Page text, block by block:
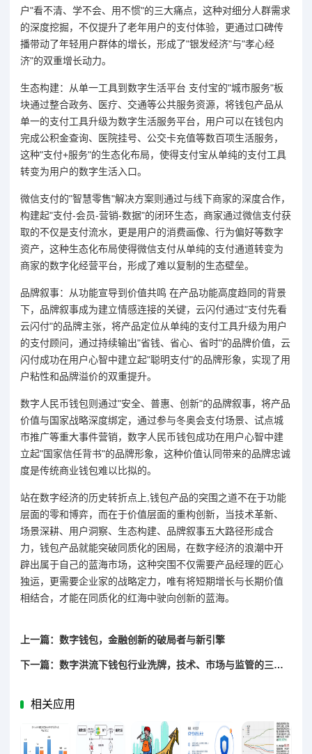
户"看不清、学不会、用不惯"的三大痛点，这种对细分人群需求
的深度挖掘，不仅提升了老年用户的支付体验，更通过口碑传
播带动了年轻用户群体的增长，形成了"银发经济"与"孝心经
济"的双重增长动力。
生态构建：从单一工具到数字生活平台 支付宝的"城市服务"板
块通过整合政务、医疗、交通等公共服务资源，将钱包产品从
单一的支付工具升级为数字生活服务平台，用户可以在钱包内
完成公积金查询、医院挂号、公交卡充值等数百项生活服务，
这种"支付+服务"的生态化布局，使得支付宝从单纯的支付工具
转变为用户的数字生活入口。
微信支付的"智慧零售"解决方案则通过与线下商家的深度合作，
构建起"支付-会员-营销-数据"的闭环生态，商家通过微信支付获
取的不仅是支付流水，更是用户的消费画像、行为偏好等数字
资产，这种生态化布局使得微信支付从单纯的支付通道转变为
商家的数字化经营平台，形成了难以复制的生态壁垒。
品牌叙事：从功能宣导到价值共鸣 在产品功能高度趋同的背景
下，品牌叙事成为建立情感连接的关键，云闪付通过"支付先看
云闪付"的品牌主张，将产品定位从单纯的支付工具升级为用户
的支付顾问，通过持续输出"省钱、省心、省时"的品牌价值，云
闪付成功在用户心智中建立起"聪明支付"的品牌形象，实现了用
户粘性和品牌溢价的双重提升。
数字人民币钱包则通过"安全、普惠、创新"的品牌叙事，将产品
价值与国家战略深度绑定，通过参与冬奥会支付场景、试点城
市推广等重大事件营销，数字人民币钱包成功在用户心智中建
立起"国家信任背书"的品牌形象，这种价值认同带来的品牌忠诚
度是传统商业钱包难以比拟的。
站在数字经济的历史转折点上,钱包产品的突围之道不在于功能
层面的零和博弈，而在于价值层面的重构创新，当技术革新、
场景深耕、用户洞察、生态构建、品牌叙事五大路径形成合
力，钱包产品就能突破同质化的困局，在数字经济的浪潮中开
辟出属于自己的蓝海市场，这种突围不仅需要产品经理的匠心
独运，更需要企业家的战略定力，唯有将短期增长与长期价值
相结合，才能在同质化的红海中驶向创新的蓝海。
上一篇：数字钱包，金融创新的破局者与新引擎
下一篇：数字洪流下钱包行业洗牌，技术、市场与监管的三重变奏博弈
相关应用